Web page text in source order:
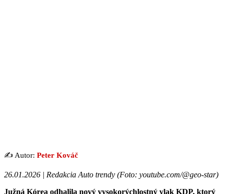
✍️ Autor: Peter Kováč
26.01.2026 | Redakcia Auto trendy (Foto: youtube.com/@geo-star)
Južná Kórea odhalila nový vysokorýchlostný vlak KDP, ktorý